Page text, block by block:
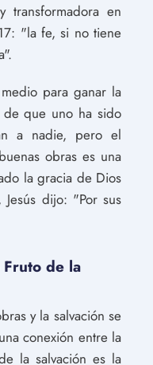
en
"la fe, si no tiene
para ganar la
de que uno ha sido
a nadie, pero el
obras es una
la gracia de Dios
dijo: "Por sus
Fruto de la
y la salvación se
conexión entre la
la salvación es la